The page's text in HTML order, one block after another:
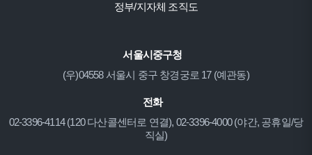
정부/지자체 조직도
서울시중구청
(우)04558 서울시 중구 창경궁로 17 (예관동)
전화
02-3396-4114 (120 다산콜센터로 연결), 02-3396-4000 (야간, 공휴일/당
직실)